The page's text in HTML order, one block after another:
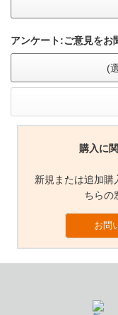
アンケート:ご意見をお
(
購入に
新規または追加購
ちらの
お問